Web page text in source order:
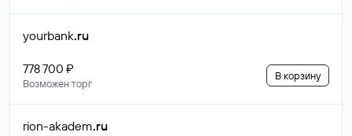
yourbank.ru
778 700 ₽
Возможен торг
В корзину
rion-akadem.ru